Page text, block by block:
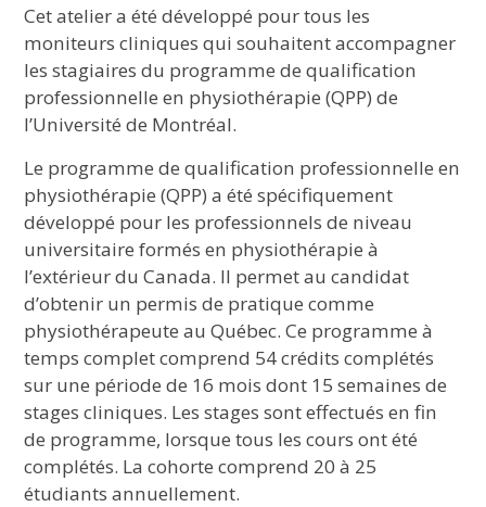
Cet atelier a été développé pour tous les
moniteurs cliniques qui souhaitent accompagner
les stagiaires du programme de qualification
professionnelle en physiothérapie (QPP) de
l’Université de Montréal.
Le programme de qualification professionnelle en
physiothérapie (QPP) a été spécifiquement
développé pour les professionnels de niveau
universitaire formés en physiothérapie à
l’extérieur du Canada. Il permet au candidat
d’obtenir un permis de pratique comme
physiothérapeute au Québec. Ce programme à
temps complet comprend 54 crédits complétés
sur une période de 16 mois dont 15 semaines de
stages cliniques. Les stages sont effectués en fin
de programme, lorsque tous les cours ont été
complétés. La cohorte comprend 20 à 25
étudiants annuellement.